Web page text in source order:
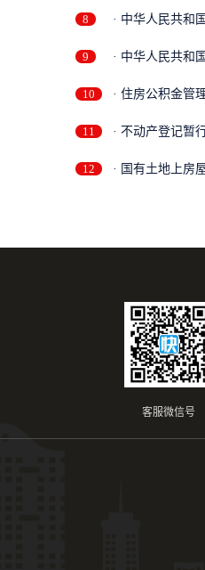
8 · 中华人民共
9 · 中华人民共
10 · 住房公积金管
11 · 不动产登记暂
12 · 国有土地上房
客服微信号